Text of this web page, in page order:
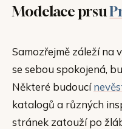
Modelace prsu
Samozřejmě záleží na
se sebou spokojená,
Některé budoucí
katalogů a různých
stránek zatouží po